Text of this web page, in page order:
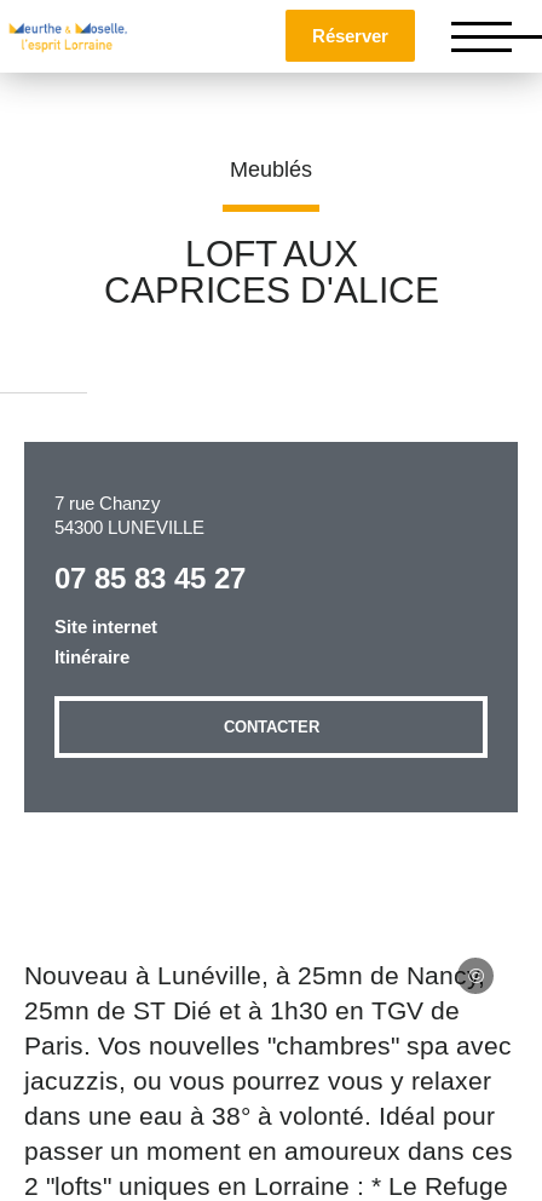
Réserver
Meublés
LOFT AUX
CAPRICES D'ALICE
7 rue Chanzy
54300 LUNEVILLE
07 85 83 45 27
Site internet
Itinéraire
CONTACTER
Nouveau à Lunéville, à 25mn de Nancy,
25mn de ST Dié et à 1h30 en TGV de
Paris. Vos nouvelles "chambres" spa avec
jacuzzis, ou vous pourrez vous y relaxer
dans une eau à 38° à volonté. Idéal pour
passer un moment en amoureux dans ces
2 "lofts" uniques en Lorraine : * Le Refuge
Nom*
Téléphone
Adresse email
Message*
sont nécessaires au traitement de votre demande (sauf
de rectification et d’opposition aux données vous
concernant, que vous pouvez exercer en adressant une
demande par courriel à tourisme@departement54.fr ou
par courrier signé accompagné de la copie d’un titre
d’identité à l’adresse suivante : Meurthe & Moselle
Tourisme - 48 esplanade Jacques-Baudot CO 90019
54035 NANCY cedex